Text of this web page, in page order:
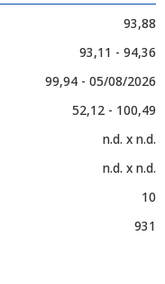
93,88
93,11 - 94,36
99,94 - 05/08/2026
52,12 - 100,49
n.d. x n.d.
n.d. x n.d.
10
931